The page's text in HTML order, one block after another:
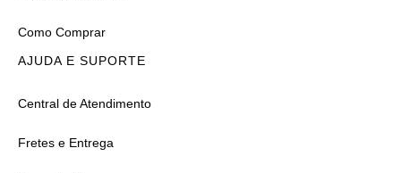
Como Comprar
AJUDA E SUPORTE
Central de Atendimento
Fretes e Entrega